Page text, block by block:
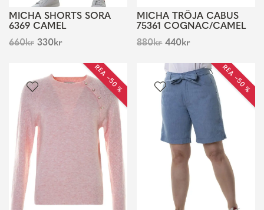
MICHA SHORTS SORA
6369 CAMEL
660kr 330kr
MICHA TRÖJA CABUS
75361 COGNAC/CAMEL
880kr 440kr
REA −50 % REA −50 %